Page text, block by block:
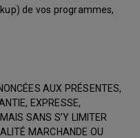
de vos programmes,
AUX PRÉSENTES,
EXPRESSE,
SANS S’Y LIMITER
MARCHANDE OU